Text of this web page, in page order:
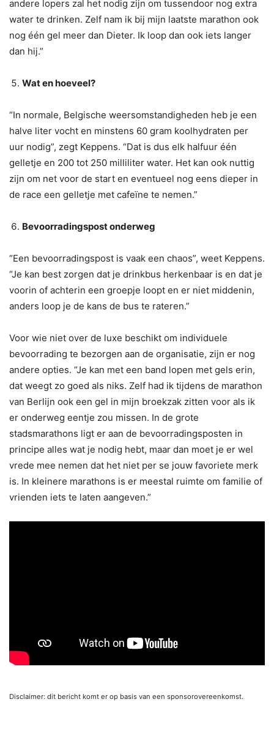
andere lopers zal het nodig zijn om tussendoor nog extra
water te drinken. Zelf nam ik bij mijn laatste marathon ook
nog één gel meer dan Dieter. Ik loop dan ook iets langer
dan hij.”
Wat en hoeveel?
“In normale, Belgische weersomstandigheden heb je een
halve liter vocht en minstens 60 gram koolhydraten per
uur nodig”, zegt Keppens. “Dat is dus elk halfuur één
gelletje en 200 tot 250 milliliter water. Het kan ook nuttig
zijn om net voor de start en eventueel nog eens dieper in
de race een gelletje met cafeïne te nemen.”
Bevoorradingspost onderweg
“Een bevoorradingspost is vaak een chaos”, weet Keppens.
“Je kan best zorgen dat je drinkbus herkenbaar is en dat je
voorin of achterin een groepje loopt en er niet middenin,
anders loop je de kans de bus te rateren.”
Voor wie niet over de luxe beschikt om individuele
bevoorrading te bezorgen aan de organisatie, zijn er nog
andere opties. “Je kan met een band lopen met gels erin,
dat weegt zo goed als niks. Zelf had ik tijdens de marathon
van Berlijn ook een gel in mijn broekzak zitten voor als ik
er onderweg eentje zou missen. In de grote
stadsmarathons ligt er aan de bevoorradingsposten in
principe alles wat je nodig hebt, maar dan moet je er wel
vrede mee nemen dat het niet per se jouw favoriete merk
is. In kleinere marathons is er meestal ruimte om familie of
vrienden iets te laten aangeven.”
Disclaimer: dit bericht komt er op basis van een sponsorovereenkomst.